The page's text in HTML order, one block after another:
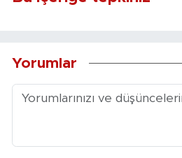
Yorumlar